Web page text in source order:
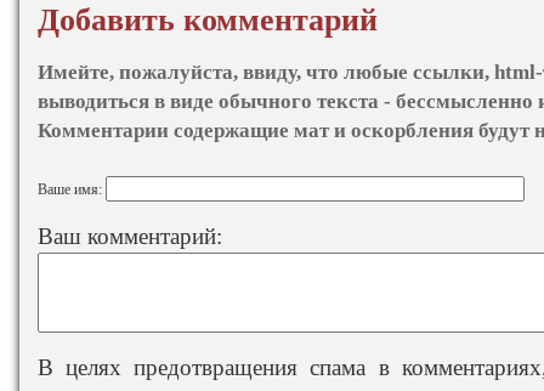
Добавить комментарий
Имейте, пожалуйста, ввиду, что любые ссылки,
выводиться в виде обычного текста - бессмысленно
Комментарии содержащие мат и оскорбления будут
Ваше имя:
Ваш комментарий:
В целях предотвращения спама в